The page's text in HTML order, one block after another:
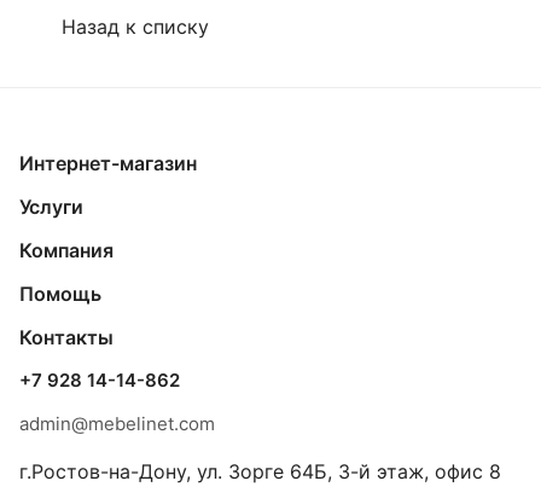
Назад к списку
Интернет-магазин
Услуги
Компания
Помощь
Контакты
+7 928 14-14-862
admin@mebelinet.com
г.Ростов-на-Дону, ул. Зорге 64Б, 3-й этаж, офис 8